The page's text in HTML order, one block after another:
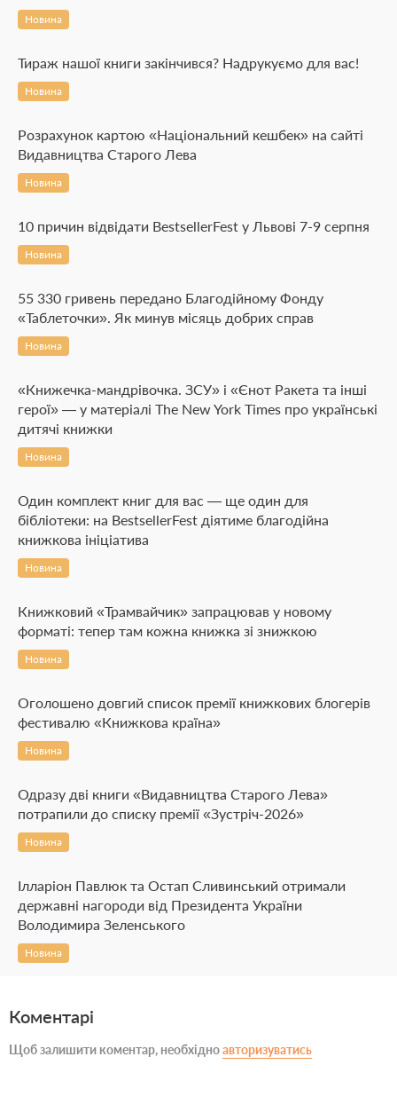
Новина
Тираж нашої книги закінчився? Надрукуємо для вас!
Новина
Розрахунок картою «Національний кешбек» на сайті
Видавництва Старого Лева
Новина
10 причин відвідати BestsellerFest у Львові 7-9 серпня
Новина
55 330 гривень передано Благодійному Фонду
«Таблеточки». Як минув місяць добрих справ
Новина
«Книжечка-мандрівочка. ЗСУ» і «Єнот Ракета та інші
герої» — у матеріалі The New York Times про українські
дитячі книжки
Новина
Один комплект книг для вас — ще один для
бібліотеки: на BestsellerFest діятиме благодійна
книжкова ініціатива
Новина
Книжковий «Трамвайчик» запрацював у новому
форматі: тепер там кожна книжка зі знижкою
Новина
Оголошено довгий список премії книжкових блогерів
фестивалю «Книжкова країна»
Новина
Одразу дві книги «Видавництва Старого Лева»
потрапили до списку премії «Зустріч-2026»
Новина
Ілларіон Павлюк та Остап Сливинський отримали
державні нагороди від Президента України
Володимира Зеленського
Новина
Коментарі
Щоб залишити коментар, необхідноавторизуватись